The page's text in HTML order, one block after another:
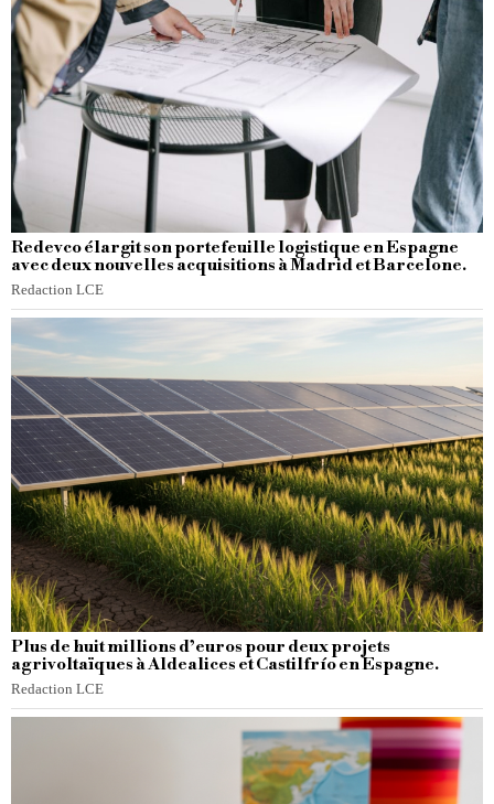
Redevco élargit son portefeuille logistique en Espagne
avec deux nouvelles acquisitions à Madrid et Barcelone.
Redaction LCE
Plus de huit millions d’euros pour deux projets
agrivoltaïques à Aldealices et Castilfrío en Espagne.
Redaction LCE